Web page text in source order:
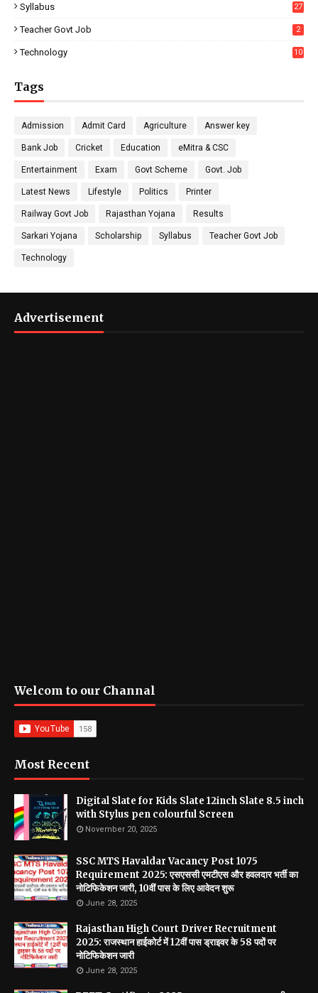
Syllabus 27
Teacher Govt Job 2
Technology 10
Tags
Admission Admit Card Agriculture Answer key
Bank Job Cricket Education eMitra & CSC
Entertainment Exam Govt Scheme Govt. Job
Latest News Lifestyle Politics Printer
Railway Govt Job Rajasthan Yojana Results
Sarkari Yojana Scholarship Syllabus Teacher Govt Job
Technology
Advertisement
Welcom to our Channal
Most Recent
Digital Slate for Kids Slate 12inch Slate 8.5 inch
with Stylus pen colourful Screen
November 20, 2025
SSC MTS Havaldar Vacancy Post 1075
Requirement 2025: एसएससी एमटीएस और हवलदार भर्ती का
नोटिफिकेशन जारी, 10वीं पास के लिए आवेदन शुरू
June 28, 2025
Rajasthan High Court Driver Recruitment
2025: राजस्थान हाईकोर्ट में 12वीं पास ड्राइवर के 58 पदों पर
नोटिफिकेशन जारी
June 28, 2025